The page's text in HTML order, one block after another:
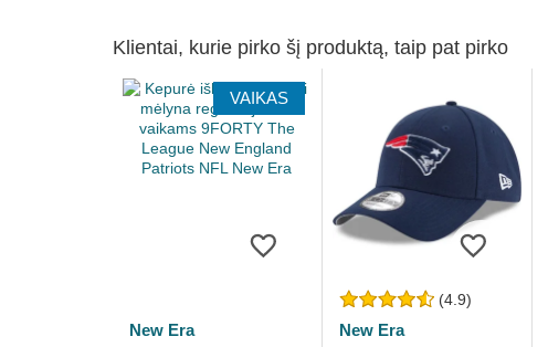
Klientai, kurie pirko šį produktą, taip pat pirko
VAIKAS
New Era
(4.9)
New Era